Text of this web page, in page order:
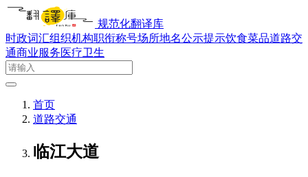
规范化翻译库
时政词汇组织机构职衔称号场所地名公示提示饮食菜品道路交
通商业服务医疗卫生
首页
道路交通
临江大道